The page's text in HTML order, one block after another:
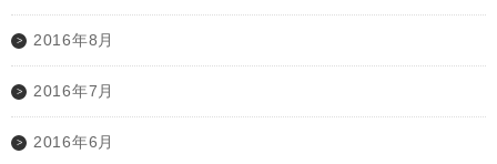
2016年8月
2016年7月
2016年6月